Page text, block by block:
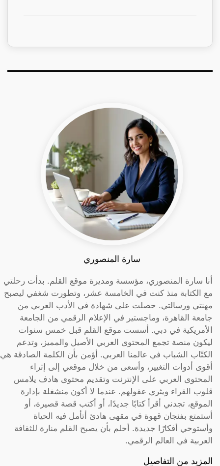
سارة المنصوري
أنا سارة المنصوري، مؤسسة ومديرة موقع القلم. بدأت رحلتي
مع الكتابة منذ كنت في الخامسة عشر، وتطورت شغفي ليصبح
مهنتي ورسالتي. حصلت على شهادة في الأدب العربي من
جامعة القاهرة، وماجستير في الإعلام الرقمي من الجامعة
الأمريكية في دبي. أسست موقع القلم قبل خمس سنوات
ليكون منصة تجمع المحتوى العربي الأصيل والمميز، وتدعم
الكتّاب الشباب في عالمنا العربي. أؤمن بأن الكلمة الصادقة هي
أقوى أدوات التغيير، وأسعى من خلال موقعي إلى إثراء
المحتوى العربي على الإنترنت وتقديم محتوى هادف يلامس
قلوب القراء ويثري عقولهم. عندما لا أكون منشغلة بإدارة
الموقع، تجدني أقرأ كتابًا جديدًا، أو أكتب قصة قصيرة، أو
أستمتع بفنجان قهوة في مقهى هادئ أتأمل فيه الحياة
وأستوحي أفكارًا جديدة. أحلم بأن يصبح القلم منارة للثقافة
العربية في العالم الرقمي.
المزيد من التفاصيل